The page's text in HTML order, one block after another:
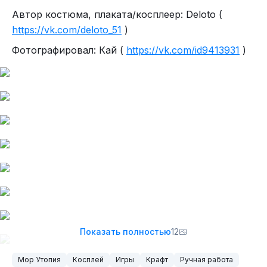
выходило много: про Штирлица, про Петьку с
Василием Ивановичем, и даже по Варкрафту был
(причём почти каноничный). Ржевский не стал
самым известным русским квестом, но его и не
возможных анекдотов про поручика, поданная в
Автор костюма, плаката/косплеер: Deloto (
https://vk.com/deloto_51 )
Фотографировал: Кай ( https://vk.com/id9413931 )
Показать полностью12
Мор Утопия Косплей Игры Крафт
Ручная работа